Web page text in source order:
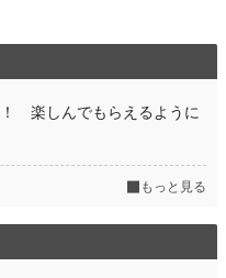
楽しんでもらえるように
もっと見る